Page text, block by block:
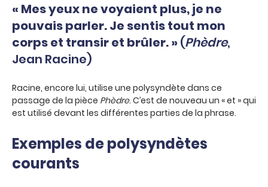
« Mes yeux ne voyaient plus, je ne
pouvais parler. Je sentis tout mon
corps et transir et brûler. »(Phèdre,
Jean Racine)
Racine, encore lui, utilise une polysyndète dans ce
passage de la pièce Phèdre. C’est de nouveau un « et » qui
est utilisé devant les différentes parties de la phrase.
Exemples de polysyndètes
courants